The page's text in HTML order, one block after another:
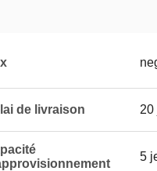
de livraison 20
5